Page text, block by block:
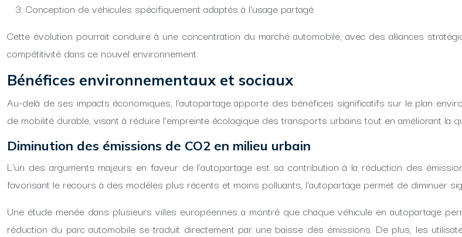
Conception de véhicules spécifiquement adaptés à l’usage partagé
Cette évolution pourrait conduire à une concentration du marché automobile, avec des alliances
compétitivité dans ce nouvel environnement.
Bénéfices environnementaux et sociaux
Au-delà de ses impacts économiques, l’autopartage apporte des bénéfices significatifs sur le plan
de mobilité durable, visant à réduire l’empreinte écologique des transports urbains tout en améliorant la
Diminution des émissions de CO2 en milieu urbain
L’un des arguments majeurs en faveur de l’autopartage est sa contribution à la réduction des
favorisant le recours à des modèles plus récents et moins polluants, l’autopartage permet de diminuer
Une étude menée dans plusieurs villes européennes a montré que chaque véhicule en autopartage
réduction du parc automobile se traduit directement par une baisse des émissions. De plus, les